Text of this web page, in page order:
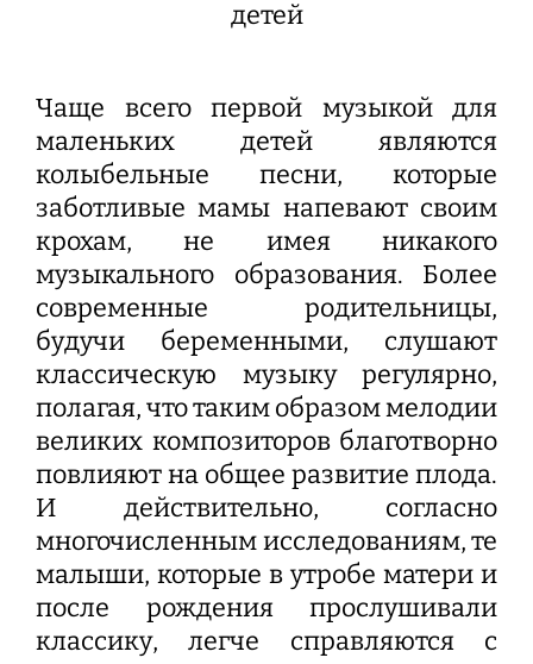
детей
Чаще всего первой музыкой для
маленьких детей являются
колыбельные песни, которые
заботливые мамы напевают своим
крохам, не имея никакого
музыкального образования. Более
современные родительницы,
будучи беременными, слушают
классическую музыку регулярно,
полагая, что таким образом мелодии
великих композиторов благотворно
повлияют на общее развитие плода.
И действительно, согласно
многочисленным исследованиям, те
малыши, которые в утробе матери и
после рождения прослушивали
классику, легче справляются с